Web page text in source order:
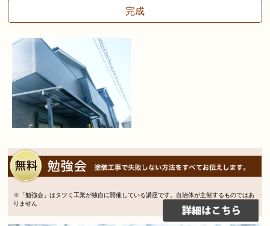
完成
※「勉強会」はタツミ工業が独自に開催している講座です。自治体が主催するものではあ
りません